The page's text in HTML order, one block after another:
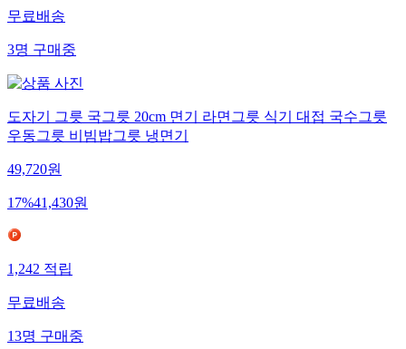
무료배송
3명구매중
도자기 그릇 국그릇 20cm 면기 라면그릇 식기 대접 국수그릇
우동그릇 비빔밥그릇 냉면기
49,720원
17%41,430원
1,242적립
무료배송
13명구매중